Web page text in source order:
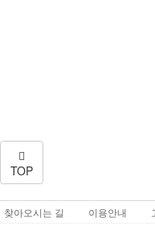
TOP
찾아오시는 길 이용안내